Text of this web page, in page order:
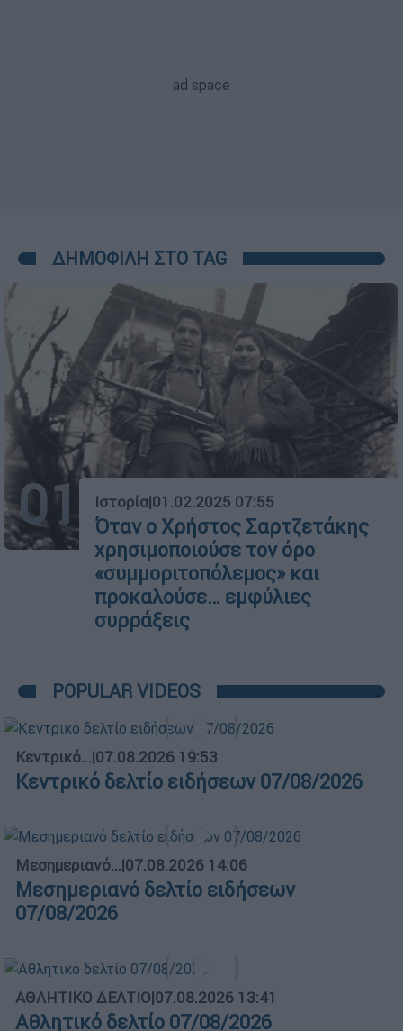
ΔΗΜΟΦΙΛΗ ΣΤΟ TAG
01 Ιστορία|01.02.2025 07:55
Όταν ο Χρήστος Σαρτζετάκης
χρησιμοποιούσε τον όρο
«συμμοριτοπόλεμος» και
προκαλούσε… εμφύλιες
συρράξεις
POPULAR VIDEOS
Κεντρικό...|07.08.2026 19:53
Κεντρικό δελτίο ειδήσεων 07/08/2026
Μεσημεριανό...|07.08.2026 14:06
Μεσημεριανό δελτίο ειδήσεων
07/08/2026
ΑΘΛΗΤΙΚΟ ΔΕΛΤΙΟ|07.08.2026 13:41
Αθλητικό δελτίο 07/08/2026